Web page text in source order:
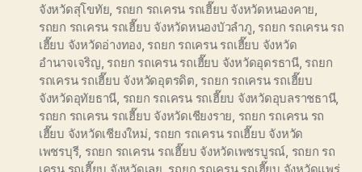
จังหวัดสุโขทัย รถยก รถเครน รถเฮี๊ยบ จังหวัดหนองคาย
รถยก รถเครน รถเฮี๊ยบ จังหวัดหนองบัวลำภู รถยก รถเครน รถ
เฮี๊ยบ จังหวัดอ่างทอง, รถยก รถเครน รถเฮี๊ยบ จังหวัด
อำนาจเจริญ รถยก รถเครน รถเฮี๊ยบ จังหวัดอุดรธานี, รถยก
รถเครน รถเฮี๊ยบ จังหวัดอุตรดิต รถยก รถเครน รถเฮี๊ยบ
จังหวัดอุทัยธานี รถยก รถเครน รถเฮี๊ยบ จังหวัดอุบลราชธานี,
รถยก รถเครน รถเฮี๊ยบ จังหวัดเชียงราย รถยก รถเครน รถ
เฮี๊ยบ จังหวัดเชียงใหม่ รถยก รถเครน รถเฮี๊ยบ จังหวัด
เพชรบุรี, รถยก รถเครน รถเฮี๊ยบ จังหวัดเพชรบูรณ์ รถยก รถ
เครน รถเฮี๊ยบ จังหวัดเลย รถยก รถเครน รถเฮี๊ยบ จังหวัดแพร่,